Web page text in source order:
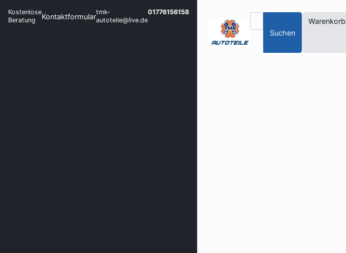
Kostenlose
Beratung
Kontaktformulartmk-
autoteile@live.de
01776156158
Suchen
Warenkorb